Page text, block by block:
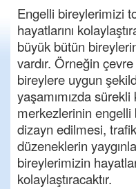
Engelli bireylerimizi
hayatlarını
büyük bütün
vardır. Örneğin
bireylere uygun
yaşamımızda sürekli
merkezlerinin
dizayn edilmesi, trafik
düzeneklerin
bireylerimizin
kolaylaştıracaktır.